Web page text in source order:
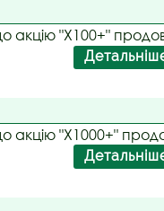
акцію "Х100+"
акцію "Х1000+"